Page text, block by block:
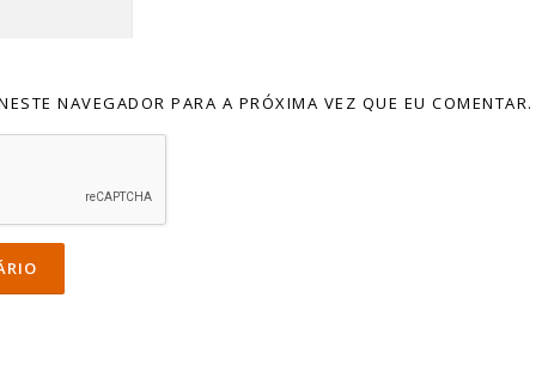
NAVEGADOR PARA A PRÓXIMA VEZ QUE EU COMENTAR.